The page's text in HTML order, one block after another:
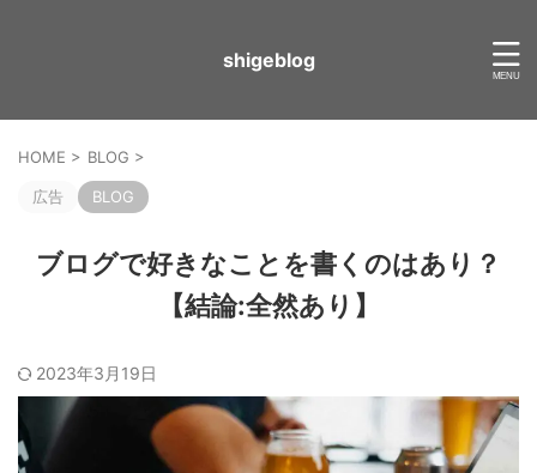
shigeblog
HOME > BLOG >
広告 BLOG
ブログで好きなことを書くのはあり？
【結論:全然あり】
2023年3月19日